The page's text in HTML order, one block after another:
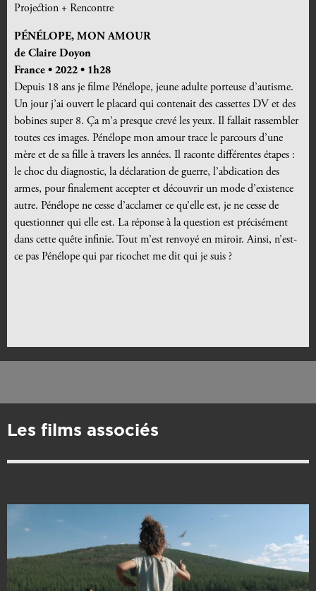
Projection + Rencontre
PÉNÉLOPE, MON AMOUR
de Claire Doyon
France • 2022 • 1h28
Depuis 18 ans je filme Pénélope, jeune adulte porteuse d’autisme.
Un jour j’ai ouvert le placard qui contenait des cassettes DV et des
bobines super 8. Ça m’a presque crevé les yeux. Il fallait rassembler
toutes ces images. Pénélope mon amour trace le parcours d’une
mère et de sa fille à travers les années. Il raconte différentes étapes :
le choc du diagnostic, la déclaration de guerre, l’abdication des
armes, pour finalement accepter et découvrir un mode d’existence
autre. Pénélope ne cesse d’acclamer ce qu’elle est, je ne cesse de
questionner qui elle est. La réponse à la question est précisément
dans cette quête infinie. Tout m’est renvoyé en miroir. Ainsi, n’est-
ce pas Pénélope qui par ricochet me dit qui je suis ?
Les films associés